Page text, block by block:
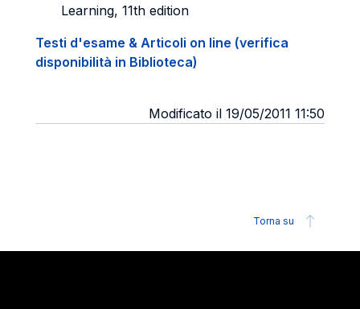
Learning, 11th edition
Testi d'esame & Articoli on line (verifica
disponibilità in Biblioteca)
Modificato il 19/05/2011 11:50
Torna su